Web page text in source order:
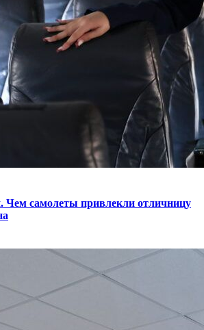
Чем самолеты привлекли отличницу